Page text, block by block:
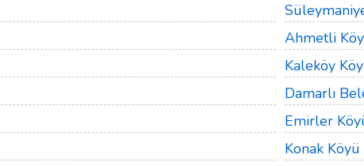
Ahmetli
Kaleköy
Damarlı
Emirler
Konak Köyü